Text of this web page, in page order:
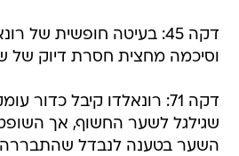
דקה 45: בעיטה חופשית של
וסיכמה מחצית חסרת דיוק של
דקה 71: רונאלדו קיבל כדור
שגילגל לשער החשוף, אך
השער בטענה לנבדל שהתבררה